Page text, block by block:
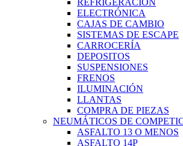
REFRIGERACIÓN
ELECTRÓNICA
CAJAS DE CAMBIO
SISTEMAS DE ESCAPE
CARROCERÍA
DEPOSITOS
SUSPENSIONES
FRENOS
ILUMINACIÓN
LLANTAS
COMPRA DE PIEZAS
NEUMÁTICOS DE
ASFALTO 13 O MENOS
ASFALTO 14P